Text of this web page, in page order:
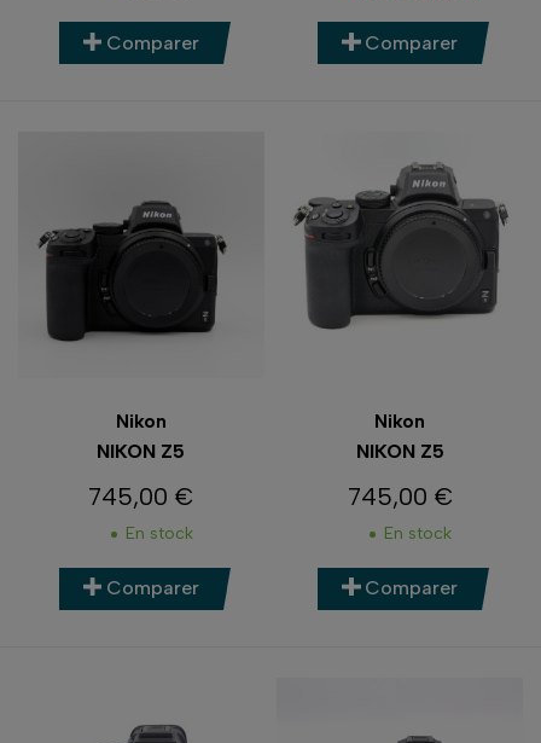
Comparer Comparer
Nikon
NIKON Z5
Prix
745,00 €
En stock
Comparer
Nikon
NIKON Z5
Prix
745,00 €
En stock
Comparer